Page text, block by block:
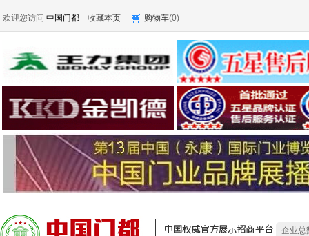
欢迎您访问 中国门都 收藏本页 购物车(0)
企业总